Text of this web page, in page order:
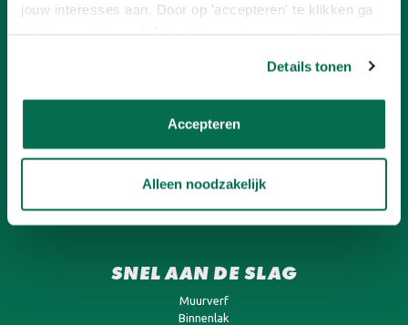
jouw interesses aan. Door op 'accepteren' te klikken ga
Details tonen
Accepteren
Alleen noodzakelijk
Ons concept
KLANTENSERVICE
Betalen
Contact
Onlineverf.be Zakelijk
Retourneren
SNEL AAN DE SLAG
Muurverf
Binnenlak